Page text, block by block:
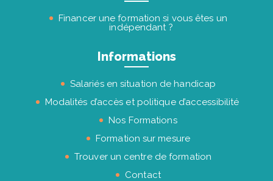
Financer une formation si vous êtes un
indépendant ?
Informations
Salariés en situation de handicap
Modalités d’accès et politique d’accessibilité
Nos Formations
Formation sur mesure
Trouver un centre de formation
Contact